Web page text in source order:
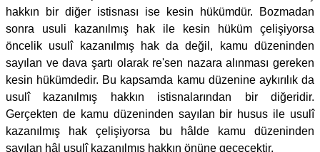
hakkın bir diğer istisnası ise kesin hükümdür. Bozmadan
sonra usuli kazanılmış hak ile kesin hüküm çelişiyorsa
öncelik usulî kazanılmış hak da değil, kamu düzeninden
sayılan ve dava şartı olarak re'sen nazara alınması gereken
kesin hükümdedir. Bu kapsamda kamu düzenine aykırılık da
usulî kazanılmış hakkın istisnalarından bir diğeridir.
Gerçekten de kamu düzeninden sayılan bir husus ile usulî
kazanılmış hak çelişiyorsa bu hâlde kamu düzeninden
sayılan hâl usulî kazanılmış hakkın önüne geçecektir.